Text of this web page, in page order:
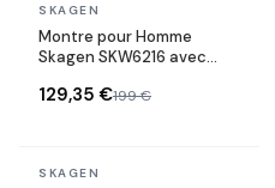
En stock
SKAGEN
Montre pour Homme
Skagen SKW6216 avec
129,35 €199 €
En stock
SKAGEN